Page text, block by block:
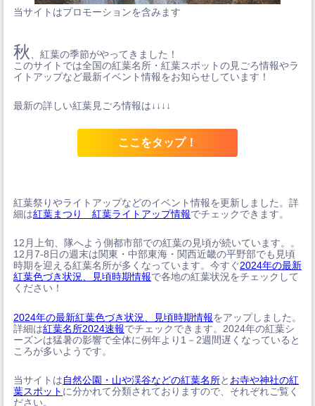
当サイトはプロモーションを含みます
秋
、紅葉の季節がやってきました！
このサイトでは全国の紅葉名所・紅葉スポットの見ごろ情報やラ
イトアップなど最新イベント情報をお知らせしています！
最新の詳しい紅葉見ごろ情報は↓↓↓↓
ここをタップ！
紅葉祭りやライトアップなどのイベント情報を更新しました。詳
細は紅葉まつり 紅葉ライトアップ情報でチェックできます。
12月上旬、隊へよう側都市部での紅葉の見頃が続いています。。
12月7-8日の週末は関東・中部東海・関西近畿の平野部でも見頃
時期を迎える紅葉名所が多くなっています。今すぐ2024年の最新
紅葉色づき状況、見頃時期情報で各地の紅葉状況をチェックして
ください！
2024年の最新紅葉色づき状況、見頃時期情報をアップしました。
詳細は紅葉名所2024速報でチェックできます。2024年の紅葉シ
ーズンは猛暑の影響で全体に例年より1－2週間遅くなっていると
ころが多いようです。
当サイトは自然公園・山や渓谷などの紅葉名所と お寺や神社の紅
葉スポット に分かれて分類されておりますので、それぞれご覧く
ださい。